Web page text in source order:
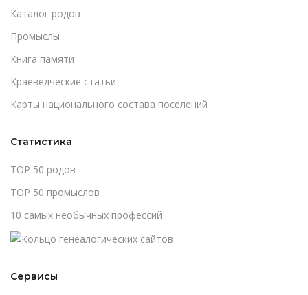
Каталог родов
Промыслы
Книга памяти
Краеведческие статьи
Карты национального состава поселений
Статистика
TOP 50 родов
TOP 50 промыслов
10 самых необычных профессий
Сервисы